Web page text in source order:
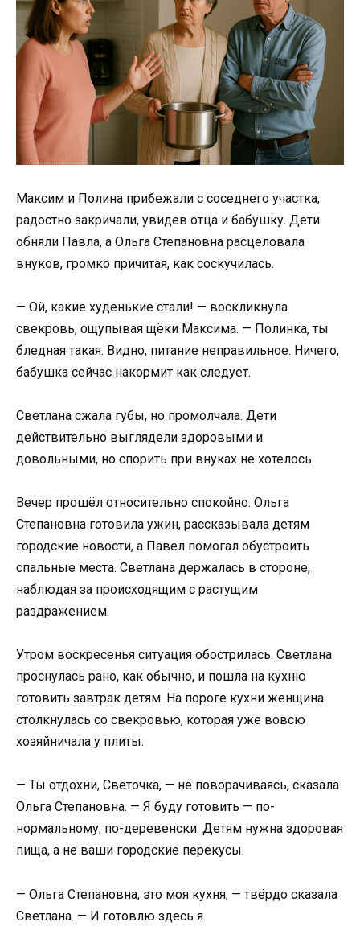
Максим и Полина прибежали с соседнего участка,
радостно закричали, увидев отца и бабушку. Дети
обняли Павла, а Ольга Степановна расцеловала
внуков, громко причитая, как соскучилась.
— Ой, какие худенькие стали! — воскликнула
свекровь, ощупывая щёки Максима. — Полинка, ты
бледная такая. Видно, питание неправильное. Ничего,
бабушка сейчас накормит как следует.
Светлана сжала губы, но промолчала. Дети
действительно выглядели здоровыми и
довольными, но спорить при внуках не хотелось.
Вечер прошёл относительно спокойно. Ольга
Степановна готовила ужин, рассказывала детям
городские новости, а Павел помогал обустроить
спальные места. Светлана держалась в стороне,
наблюдая за происходящим с растущим
раздражением.
Утром воскресенья ситуация обострилась. Светлана
проснулась рано, как обычно, и пошла на кухню
готовить завтрак детям. На пороге кухни женщина
столкнулась со свекровью, которая уже вовсю
хозяйничала у плиты.
— Ты отдохни, Светочка, — не поворачиваясь, сказала
Ольга Степановна. — Я буду готовить — по-
нормальному, по-деревенски. Детям нужна здоровая
пища, а не ваши городские перекусы.
— Ольга Степановна, это моя кухня, — твёрдо сказала
Светлана. — И готовлю здесь я.